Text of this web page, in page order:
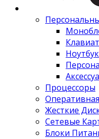
Процессоры
Жесткие
Сетевые
Блоки